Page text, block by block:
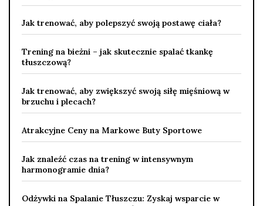
Jak trenować, aby polepszyć swoją postawę ciała?
Trening na bieżni – jak skutecznie spalać tkankę
tłuszczową?
Jak trenować, aby zwiększyć swoją siłę mięśniową w
brzuchu i plecach?
Atrakcyjne Ceny na Markowe Buty Sportowe
Jak znaleźć czas na trening w intensywnym
harmonogramie dnia?
Odżywki na Spalanie Tłuszczu: Zyskaj wsparcie w